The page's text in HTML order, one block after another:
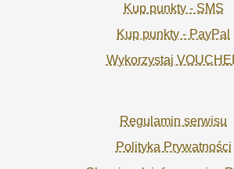
Kup punkty - SMS
Kup punkty - PayPal
Wykorzystaj
Regulamin serwisu
Polityka Prywatności